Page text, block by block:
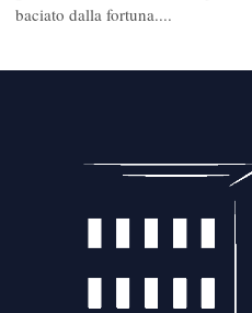
baciato dalla fortuna....